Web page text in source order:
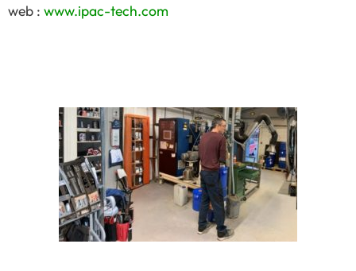
web : www.ipac-tech.com